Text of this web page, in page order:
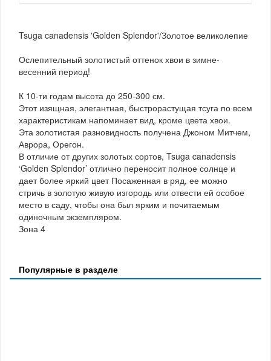
Tsuga canadensis 'Golden Splendor'/Золотое великолепие
Ослепительный золотистый оттенок хвои в зимне-
весенний период!
К 10-ти годам высота до 250-300 см.
Этот изящная, элегантная, быстрорастущая тсуга по всем
характеристикам напоминает вид, кроме цвета хвои.
Эта золотистая разновидность получена Джоном Митчем,
Аврора, Орегон.
В отличие от других золотых сортов, Tsuga canadensis
‘Golden Splendor’ отлично переносит полное солнце и
дает более яркий цвет Посаженная в ряд, ее можно
стричь в золотую живую изгородь или отвести ей особое
место в саду, чтобы она был ярким и почитаемым
одиночным экземпляром.
Зона 4
Популярные в разделе